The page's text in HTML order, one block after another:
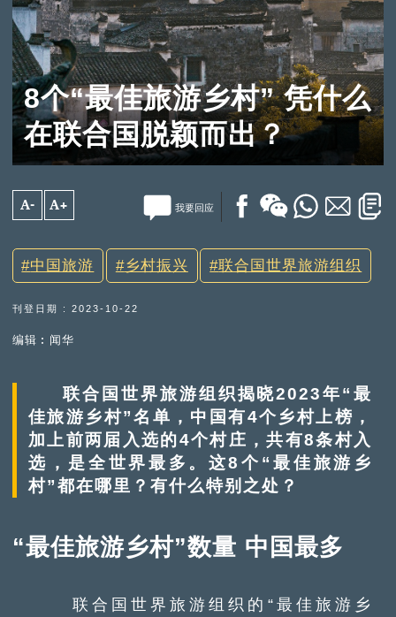
8个“最佳旅游乡村” 凭什么
在联合国脱颖而出？
A- A+ 我要回应
中国旅游 乡村振兴 联合国世界旅游组织
刊登日期 : 2023-10-22
编辑︰闻华
联合国世界旅游组织揭晓2023年“最
佳旅游乡村”名单，中国有4个乡村上榜，
加上前两届入选的4个村庄，共有8条村入
选，是全世界最多。这8个“最佳旅游乡
村”都在哪里？有什么特别之处？
“最佳旅游乡村”数量 中国最多
联合国世界旅游组织的“最佳旅游乡